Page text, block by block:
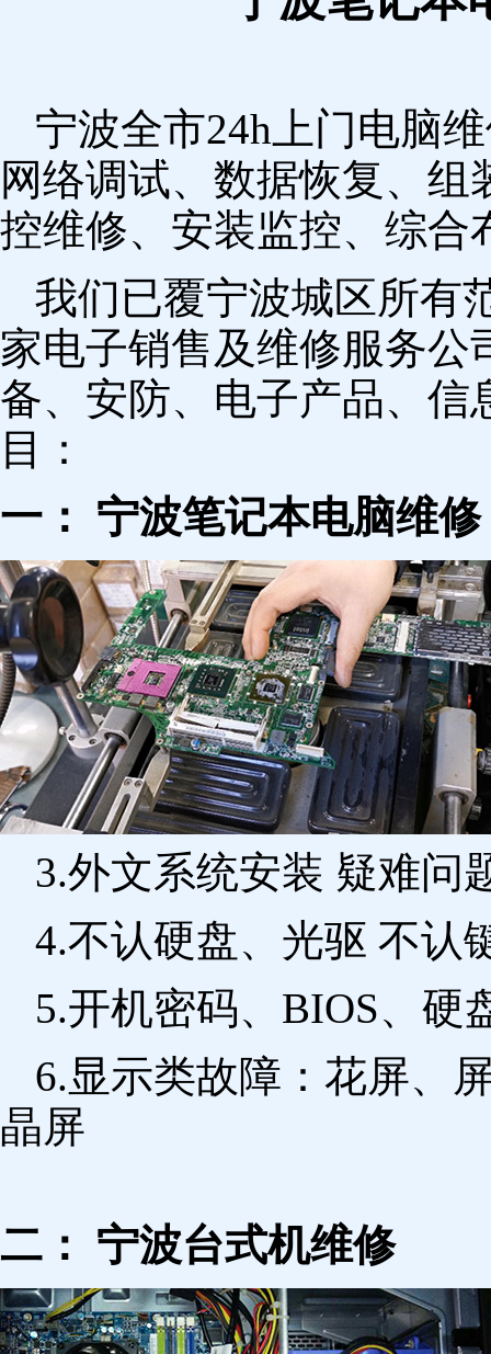
宁波全市24h上门电脑
网络调试、数据恢复、
控维修、安装监控、综合
我们已覆宁波城区所有
家电子销售及维修服务公
备、安防、电子产品、信
目：
一： 宁波笔记本电脑维修
3.外文系统安装 疑难问
4.不认硬盘、光驱 不认
5.开机密码、BIOS、硬
6.显示类故障：花屏、
晶屏
二： 宁波台式机维修